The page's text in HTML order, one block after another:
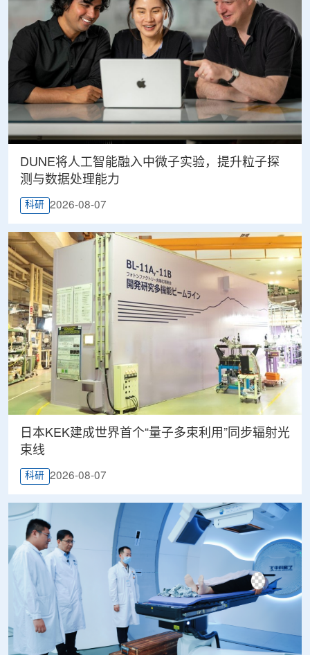
DUNE将人工智能融入中微子实验，提升粒子探
测与数据处理能力
科研 2026-08-07
日本KEK建成世界首个“量子多束利用”同步辐射光
束线
科研 2026-08-07